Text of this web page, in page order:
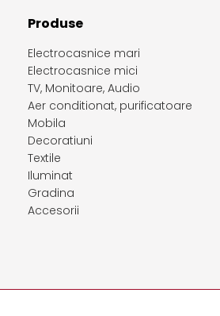
Produse
Electrocasnice mari
Electrocasnice mici
TV, Monitoare, Audio
Aer conditionat, purificatoare
Mobila
Decoratiuni
Textile
Iluminat
Gradina
Accesorii